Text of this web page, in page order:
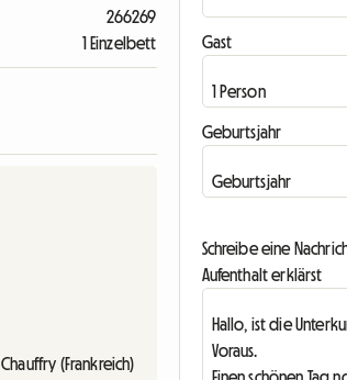
266269
1 Einzelbett
Chauffry (Frankreich)
Gast
Geburtsjahr
Schreibe eine
Aufenthalt erklärst